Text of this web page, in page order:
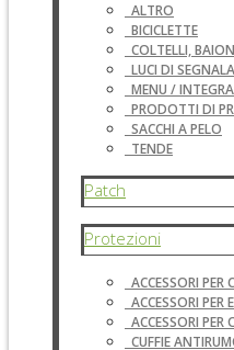
ALTRO
BICICLETTE
COLTELLI,
LUCI DI
MENU /
PRODOTTI DI
SACCHI A PELO
TENDE
Patch
Protezioni
ACCESSORI PER
ACCESSORI PER
ACCESSORI PER
CUFFIE